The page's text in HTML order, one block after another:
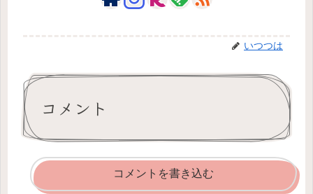
いつつは
コメント
コメントを書き込む